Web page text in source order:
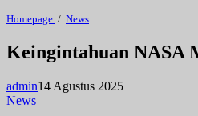
Homepage / NewsKeingintahuan
Mars
Rover
saja
Keingintahuan NASA
admin14 Agustus 2025
News